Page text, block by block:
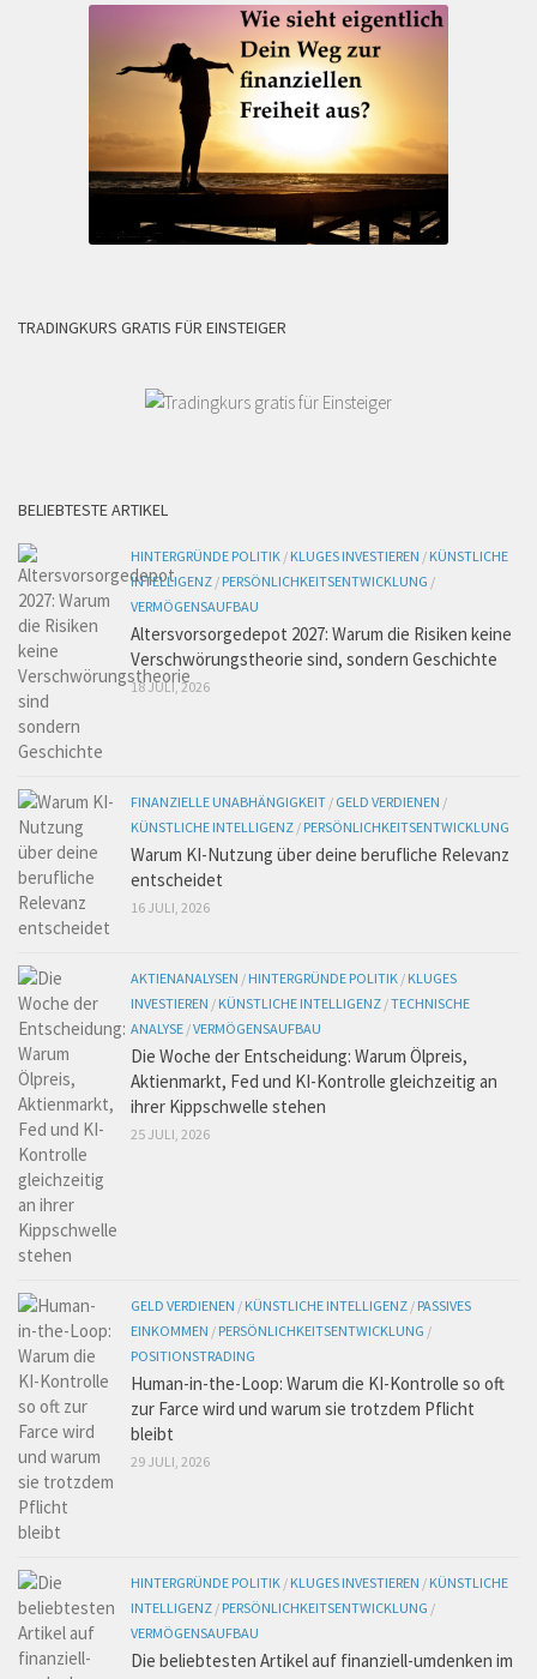
TRADINGKURS GRATIS FÜR EINSTEIGER
BELIEBTESTE ARTIKEL
HINTERGRÜNDE POLITIK / KLUGES INVESTIEREN / KÜNSTLICHE
INTELLIGENZ / PERSÖNLICHKEITSENTWICKLUNG /
VERMÖGENSAUFBAU
Altersvorsorgedepot 2027: Warum die Risiken keine
Verschwörungstheorie sind, sondern Geschichte
18 JULI, 2026
FINANZIELLE UNABHÄNGIGKEIT / GELD VERDIENEN /
KÜNSTLICHE INTELLIGENZ / PERSÖNLICHKEITSENTWICKLUNG
Warum KI-Nutzung über deine berufliche Relevanz
entscheidet
16 JULI, 2026
AKTIENANALYSEN / HINTERGRÜNDE POLITIK / KLUGES
INVESTIEREN / KÜNSTLICHE INTELLIGENZ /TECHNISCHE
ANALYSE /VERMÖGENSAUFBAU
Die Woche der Entscheidung: Warum Ölpreis,
Aktienmarkt, Fed und KI-Kontrolle gleichzeitig an
ihrer Kippschwelle stehen
25 JULI, 2026
GELD VERDIENEN / KÜNSTLICHE INTELLIGENZ / PASSIVES
EINKOMMEN / PERSÖNLICHKEITSENTWICKLUNG /
POSITIONSTRADING
Human-in-the-Loop: Warum die KI-Kontrolle so oft
zur Farce wird und warum sie trotzdem Pflicht
bleibt
29 JULI, 2026
HINTERGRÜNDE POLITIK / KLUGES INVESTIEREN / KÜNSTLICHE
INTELLIGENZ / PERSÖNLICHKEITSENTWICKLUNG /
VERMÖGENSAUFBAU
Die beliebtesten Artikel auf finanziell-umdenken im